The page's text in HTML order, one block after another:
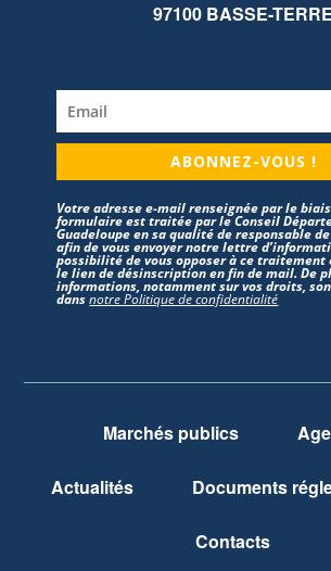
97100 BASSE-TERRE
ABONNEZ-VOUS !
Votre adresse e-mail renseignée par le
formulaire est traitée par le Conseil
Guadeloupe en sa qualité de responsable
afin de vous envoyer notre lettre
possibilité de vous opposer à ce traitement
le lien de désinscription en fin de mail. De
informations, notamment sur vos droits,
dansnotre Politique de confidentialité
Marchés publics
Actualités Documents
Contacts